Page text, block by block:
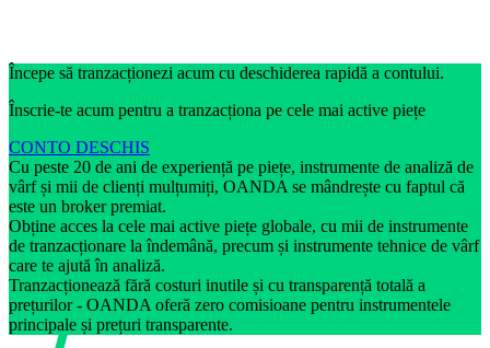
Începe să tranzacționezi acum cu deschiderea rapidă a contului.
Înscrie-te acum pentru a tranzacționa pe cele mai active piețe
CONTO DESCHIS
Cu peste 20 de ani de experiență pe piețe, instrumente de analiză de
vârf și mii de clienți mulțumiți, OANDA se mândrește cu faptul că
este un broker premiat.
Obține acces la cele mai active piețe globale, cu mii de instrumente
de tranzacționare la îndemână, precum și instrumente tehnice de vârf
care te ajută în analiză.
Tranzacționează fără costuri inutile și cu transparență totală a
prețurilor - OANDA oferă zero comisioane pentru instrumentele
principale și prețuri transparente.